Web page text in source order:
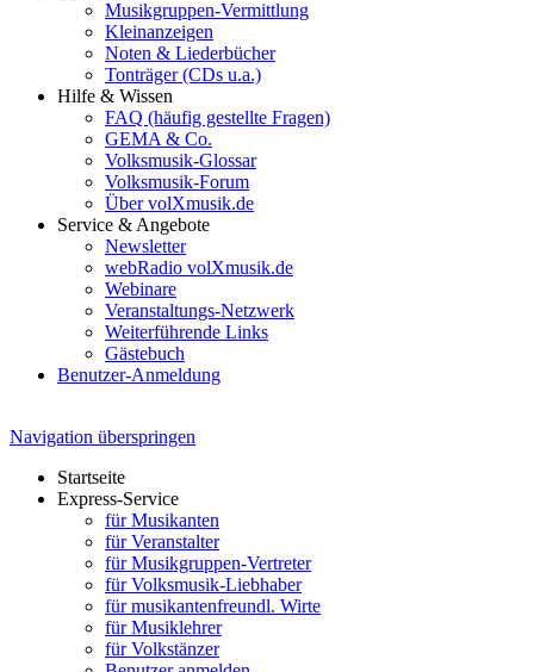
Musikgruppen-Vermittlung
Kleinanzeigen
Noten & Liederbücher
Tonträger (CDs u.a.)
Hilfe & Wissen
FAQ (häufig gestellte Fragen)
GEMA & Co.
Volksmusik-Glossar
Volksmusik-Forum
Über volXmusik.de
Service & Angebote
Newsletter
webRadio volXmusik.de
Webinare
Veranstaltungs-Netzwerk
Weiterführende Links
Gästebuch
Benutzer-Anmeldung
Navigation überspringen
Startseite
Express-Service
für Musikanten
für Veranstalter
für Musikgruppen-Vertreter
für Volksmusik-Liebhaber
für musikantenfreundl. Wirte
für Musiklehrer
für Volkstänzer